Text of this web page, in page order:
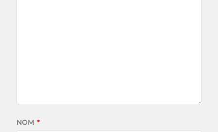
NOM *